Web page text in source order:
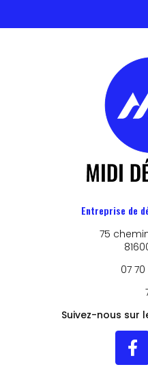
Entreprise de
75
07 70
Suivez-nous sur